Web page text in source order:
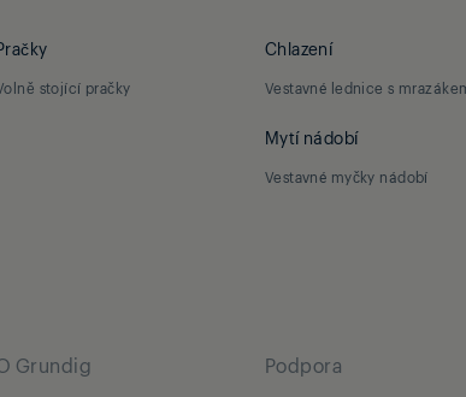
stojící pračky
Chlazení
Vestavné lednice s
Mytí nádobí
Vestavné myčky nádobí
Grundig Podpora